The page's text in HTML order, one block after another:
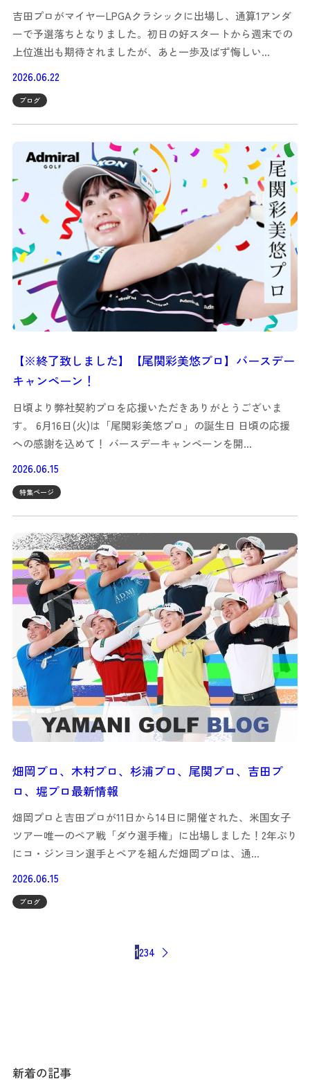
吉田プロがマイヤーLPGAクラシックに出場し、通算1アンダ
ーで予選落ちとなりました。初日の好スタートから週末での
上位進出も期待されましたが、あと一歩及ばず悔しい…
2026.06.22
ブログ
【※終了致しました】【尾関彩美悠プロ】バースデー
キャンペーン！
日頃より弊社契約プロを応援いただきありがとうございま
す。 6月16日(火)は「尾関彩美悠プロ」の誕生日 日頃の応援
への感謝を込めて！ バースデーキャンペーンを開…
2026.06.15
特集ページ
畑岡プロ、木村プロ、杉浦プロ、尾関プロ、吉田プ
ロ、堀プロ最新情報
畑岡プロと吉田プロが11日から14日に開催された、米国女子
ツアー唯一のペア戦「ダウ選手権」に出場しました！2年ぶり
にコ・ジンヨン選手とペアを組んだ畑岡プロは、通…
2026.06.15
ブログ
1234
新着の記事